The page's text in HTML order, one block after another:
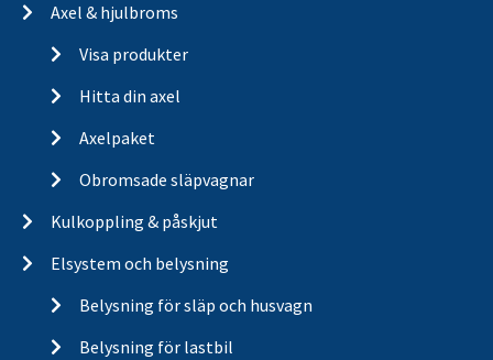
Axel & hjulbroms
Visa produkter
Hitta din axel
Axelpaket
Obromsade släpvagnar
Kulkoppling & påskjut
Elsystem och belysning
Belysning för släp och husvagn
Belysning för lastbil